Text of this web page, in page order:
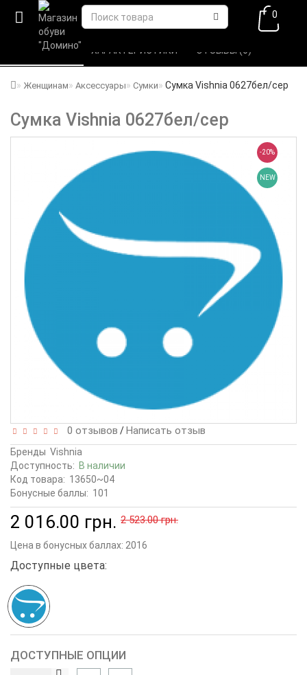
0
Женщинам Аксессуары Сумки Сумка Vishnia 0627бел/сер
Сумка Vishnia 0627бел/сер
ВСЕ О ТОВАРЕ ХАРАКТЕРИСТИКИ ОТЗЫВЫ (0)
-20%
NEW
0 отзывов /Написать отзыв
Бренды Vishnia
Доступность: В наличии
Код товара: 13650~04
Бонусные баллы: 101
2 016.00 грн. 2 523.00 грн.
Цена в бонусных баллах: 2016
Доступные цвета:
ДОСТУПНЫЕ ОПЦИИ